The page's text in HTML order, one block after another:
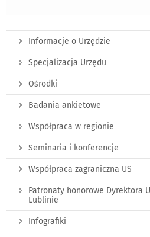
Informacje o Urzędzie
Specjalizacja Urzędu
Ośrodki
Badania ankietowe
Współpraca w regionie
Seminaria i konferencje
Współpraca zagraniczna US
Patronaty honorowe Dyrektora
Lublinie
Infografiki